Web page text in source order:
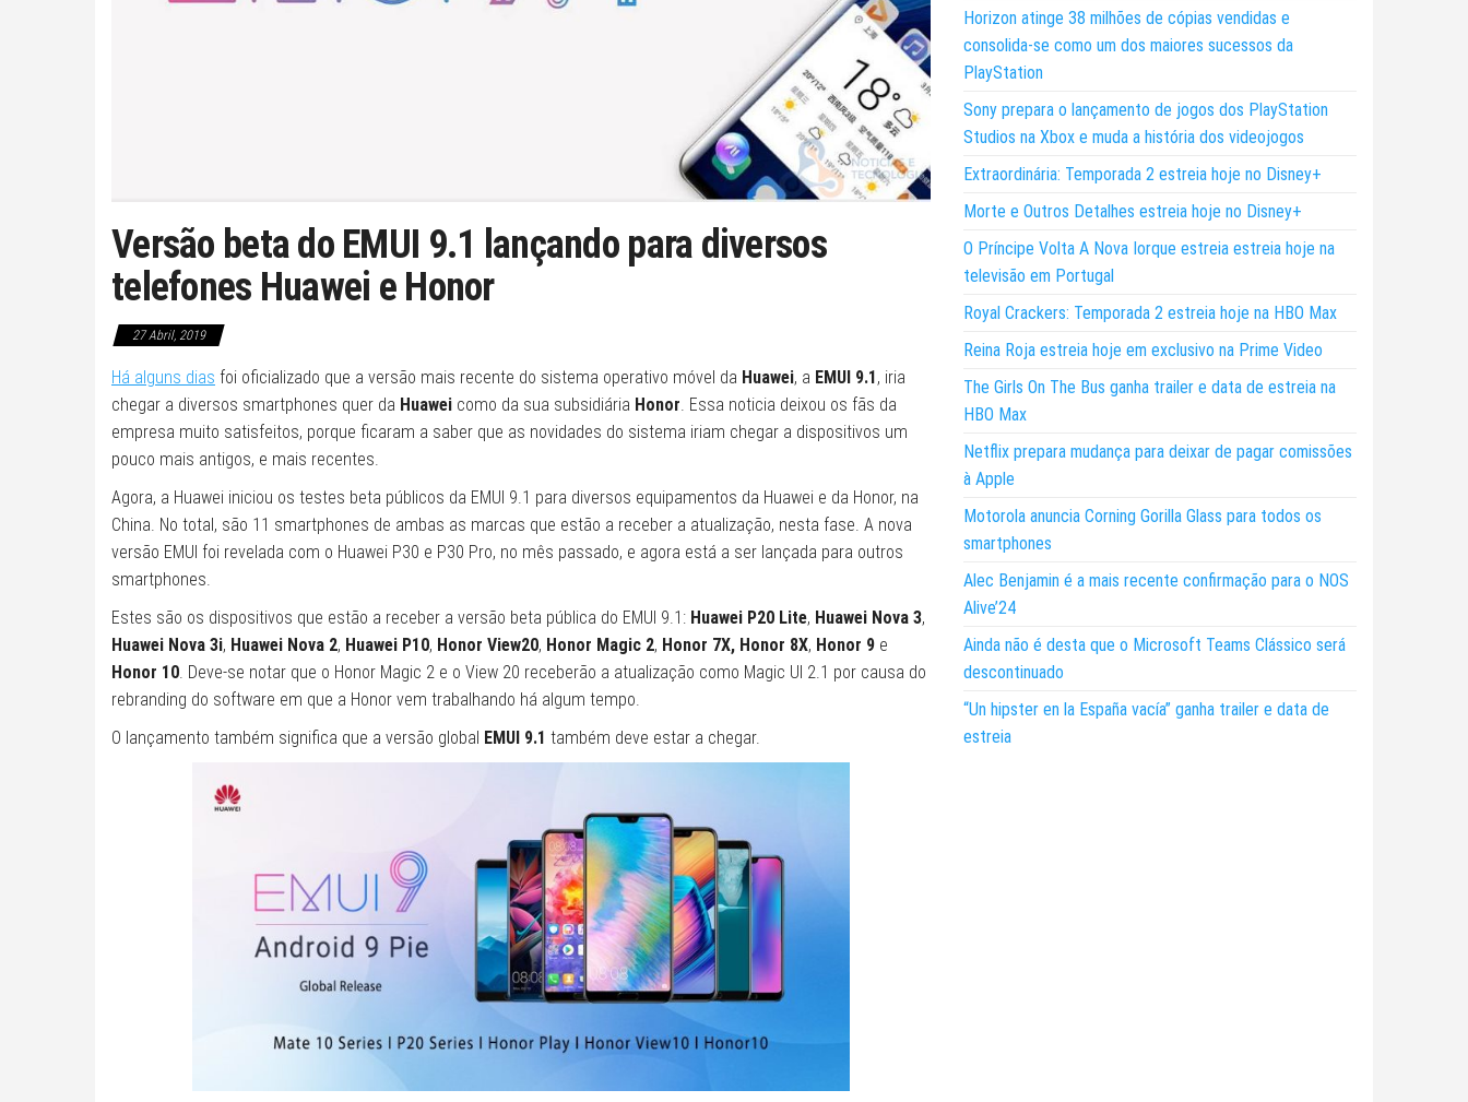
Versão beta do EMUI 9.1 lançando para diversos
telefones Huawei e Honor
27 Abril, 2019
Há alguns dias foi oficializado que a versão mais recente do sistema operativo móvel da Huawei, a EMUI 9.1 , iria
chegar a diversos smartphones quer da Huawei como da sua subsidiária Honor. Essa noticia deixou os fãs da
empresa muito satisfeitos, porque ficaram a saber que as novidades do sistema iriam chegar a dispositivos um
pouco mais antigos, e mais recentes.
Agora, a Huawei iniciou os testes beta públicos da EMUI 9.1 para diversos equipamentos da Huawei e da Honor, na
China. No total, são 11 smartphones de ambas as marcas que estão a receber a atualização, nesta fase. A nova
versão EMUI foi revelada com o Huawei P30 e P30 Pro, no mês passado, e agora está a ser lançada para outros
smartphones.
Estes são os dispositivos que estão a receber a versão beta pública do EMUI 9.1: Huawei P20 Lite, Huawei Nova 3,
Huawei Nova 3i, Huawei Nova 2, Huawei P10, Honor View20, Honor Magic 2, Honor 7X, Honor 8X, Honor 9 e
Honor 10. Deve-se notar que o Honor Magic 2 e o View 20 receberão a atualização como Magic UI 2.1 por causa do
rebranding do software em que a Honor vem trabalhando há algum tempo.
O lançamento também significa que a versão global EMUI 9.1 também deve estar a chegar.
Horizon atinge 38 milhões de cópias vendidas e
consolida-se como um dos maiores sucessos da
PlayStation
Sony prepara o lançamento de jogos dos PlayStation
Studios na Xbox e muda a história dos videojogos
Extraordinária: Temporada 2 estreia hoje no Disney+
Morte e Outros Detalhes estreia hoje no Disney+
O Príncipe Volta A Nova Iorque estreia estreia hoje na
televisão em Portugal
Royal Crackers: Temporada 2 estreia hoje na HBO Max
Reina Roja estreia hoje em exclusivo na Prime Video
The Girls On The Bus ganha trailer e data de estreia na
HBO Max
Netflix prepara mudança para deixar de pagar comissões
à Apple
Motorola anuncia Corning Gorilla Glass para todos os
smartphones
Alec Benjamin é a mais recente confirmação para o NOS
Alive’24
Ainda não é desta que o Microsoft Teams Clássico será
descontinuado
“Un hipster en la España vacía” ganha trailer e data de
estreia